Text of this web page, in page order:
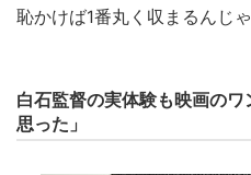
恥かけば1番丸く収まるんじ
白石監督の実体験も映画の
思った」